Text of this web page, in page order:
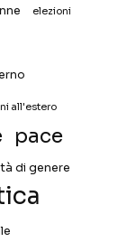
elezioni
all'estero
pace
di genere